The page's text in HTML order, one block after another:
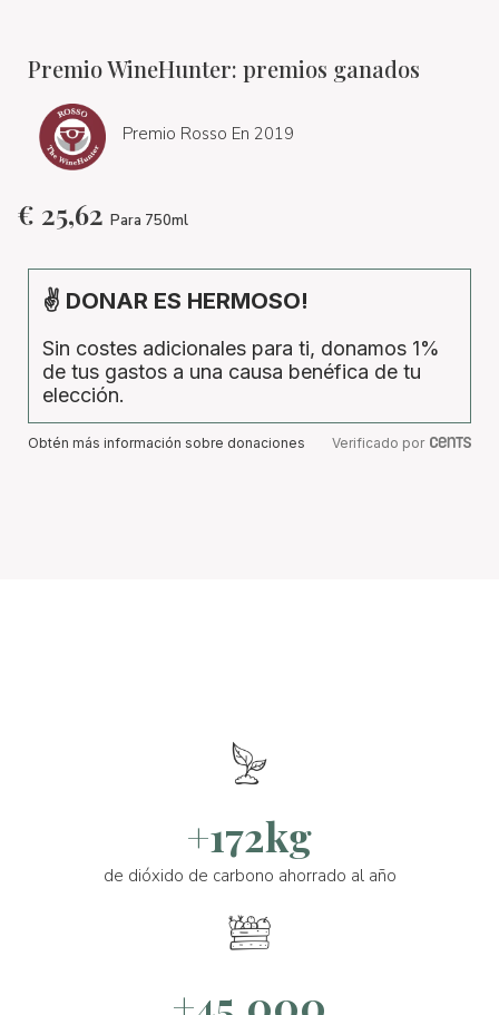
Premio WineHunter: premios ganados
Premio Rosso En 2019
€ 25,62 Para 750ml
✌ DONAR ES HERMOSO!
Sin costes adicionales para ti, donamos 1%
de tus gastos a una causa benéfica de tu
elección.
Obtén más información sobre donaciones Verificado por
+172kg
de dióxido de carbono ahorrado al año